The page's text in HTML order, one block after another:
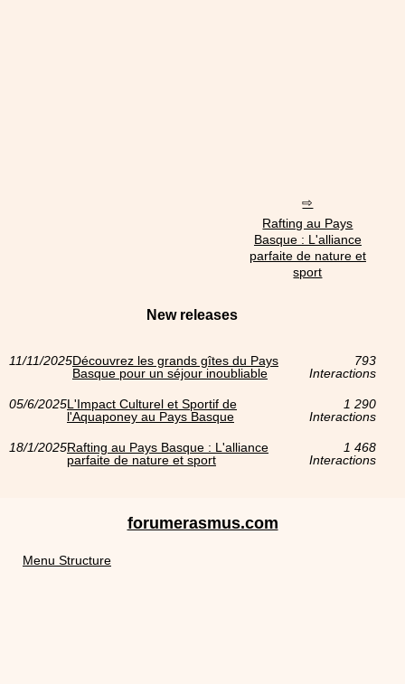
Rafting au Pays
Basque : L'alliance
parfaite de nature et
sport
New releases
11/11/2025Découvrez les grands gîtes du Pays
Basque pour un séjour inoubliable
793
Interactions
05/6/2025L'Impact Culturel et Sportif de
l'Aquaponey au Pays Basque
1 290
Interactions
18/1/2025Rafting au Pays Basque : L'alliance
parfaite de nature et sport
1 468
Interactions
forumerasmus.com
Menu Structure